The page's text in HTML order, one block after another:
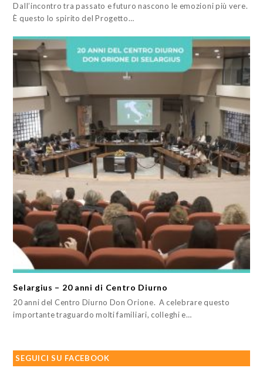
Dall’incontro tra passato e futuro nascono le emozioni più vere.
È questo lo spirito del Progetto…
Selargius – 20 anni di Centro Diurno
20 anni del Centro Diurno Don Orione. A celebrare questo
importante traguardo molti familiari, colleghi e…
SEGUICI SU FACEBOOK